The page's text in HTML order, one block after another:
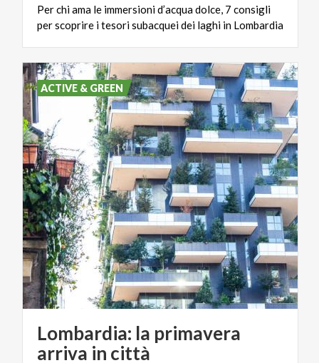
Perchiama le immersionid’acquadolce, 7 consigli
perscoprire itesorisubacqueidei laghi in Lombardia
Lombardia: la primavera
arriva in città
ACTIVE & GREEN